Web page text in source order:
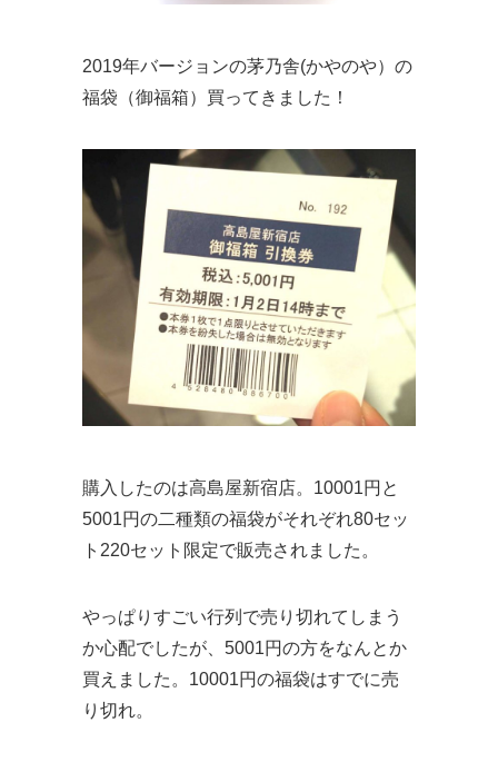
2019年バージョンの茅乃舎(かやのや）の
福袋（御福箱）買ってきました！
購入したのは高島屋新宿店。10001円と
5001円の二種類の福袋がそれぞれ80セッ
ト220セット限定で販売されました。
やっぱりすごい行列で売り切れてしまう
か心配でしたが、5001円の方をなんとか
買えました。10001円の福袋はすでに売
り切れ。